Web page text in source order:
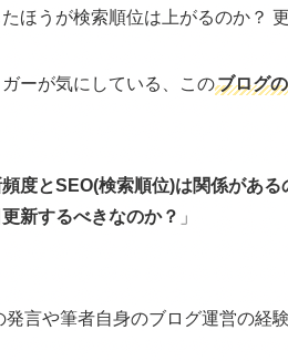
ほうが検索順位は上がるのか？
ーが気にしている、このブログ
度とSEO(検索順位)は関係がある
新するべきなのか？ 」
言や筆者自身のブログ運営の経験